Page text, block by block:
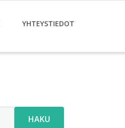
YHTEYSTIEDOT
HAKU